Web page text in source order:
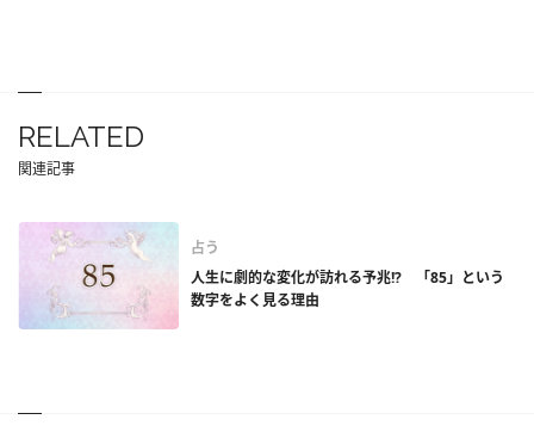
RELATED
関連記事
占う
人生に劇的な変化が訪れる予兆!? 「85」という
数字をよく見る理由